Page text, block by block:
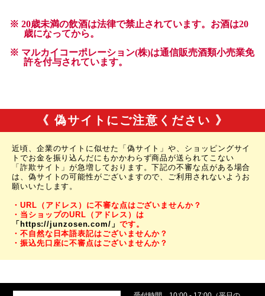
《 偽サイトにご注意ください 》
近頃、企業のサイトに似せた「偽サイト」や、ショッピングサイ
トでお金を振り込んだにもかかわらず商品が送られてこない
「詐欺サイト」が急増しております。下記の不審な点がある場合
は、偽サイトの可能性がございますので、ご利用されないようお
願いいたします。
・URL（アドレス）に不審な点はございませんか？
・当ショップのURL（アドレス）は
「https://junzosen.com/」 です。
・不自然な日本語表記はございませんか？
・振込先口座に不審点はございませんか？